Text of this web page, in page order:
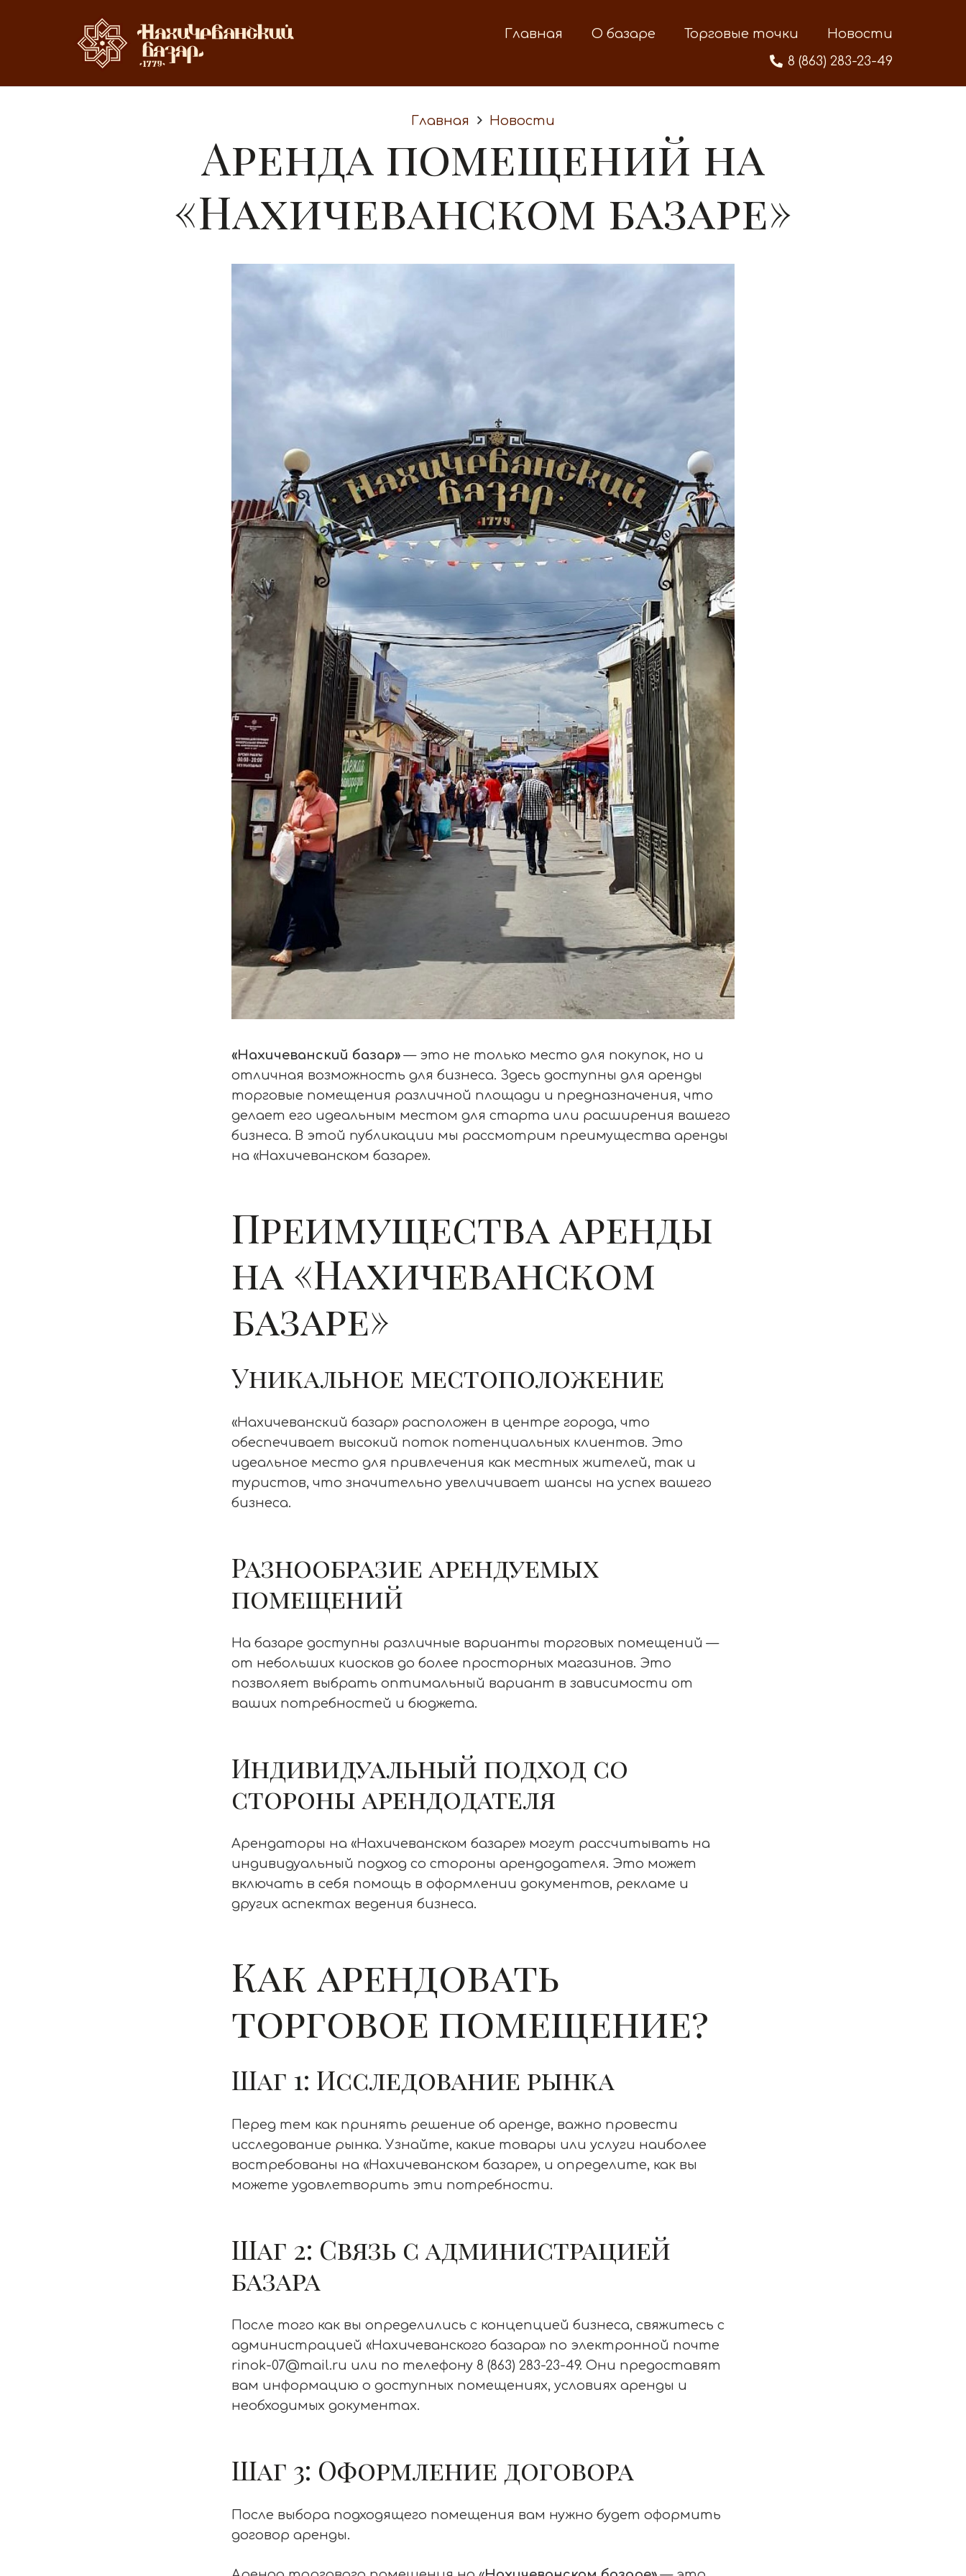
Главная О базаре Торговые точки
Новости
8 (863) 283-23-49
Главная Новости
Аренда помещений на
«Нахичеванском базаре»
«Нахичеванский базар» — это не только место для покупок, но и
отличная возможность для бизнеса. Здесь доступны для аренды
торговые помещения различной площади и предназначения, что
делает его идеальным местом для старта или расширения вашего
бизнеса. В этой публикации мы рассмотрим преимущества аренды
на «Нахичеванском базаре».
Преимущества аренды
на «Нахичеванском
базаре»
Уникальное местоположение
«Нахичеванский базар» расположен в центре города, что
обеспечивает высокий поток потенциальных клиентов. Это
идеальное место для привлечения как местных жителей, так и
туристов, что значительно увеличивает шансы на успех вашего
бизнеса.
Разнообразие арендуемых
помещений
На базаре доступны различные варианты торговых помещений —
от небольших киосков до более просторных магазинов. Это
позволяет выбрать оптимальный вариант в зависимости от
ваших потребностей и бюджета.
Индивидуальный подход со
стороны арендодателя
Арендаторы на «Нахичеванском базаре» могут рассчитывать на
индивидуальный подход со стороны арендодателя. Это может
включать в себя помощь в оформлении документов, рекламе и
других аспектах ведения бизнеса.
Как арендовать
торговое помещение?
Шаг 1: Исследование рынка
Перед тем как принять решение об аренде, важно провести
исследование рынка. Узнайте, какие товары или услуги наиболее
востребованы на «Нахичеванском базаре», и определите, как вы
можете удовлетворить эти потребности.
Шаг 2: Связь с администрацией
базара
После того как вы определились с концепцией бизнеса, свяжитесь с
администрацией «Нахичеванского базара» по электронной почте
rinok-07@mail.ru или по телефону 8 (863) 283-23-49. Они предоставят
вам информацию о доступных помещениях, условиях аренды и
необходимых документах.
Шаг 3: Оформление договора
После выбора подходящего помещения вам нужно будет оформить
договор аренды.